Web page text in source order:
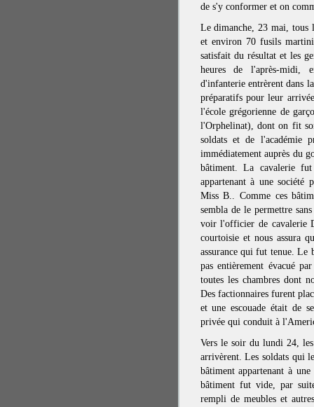
de s'y conformer et on
Le dimanche, 23 mai, tous
et environ 70 fusils
satisfait du résultat et les
heures de l'après-midi,
d'infanterie entrèrent dans
préparatifs pour leur
l'école grégorienne de
l'Orphelinat), dont on fit
soldats et de l'académie
immédiatement auprès du
bâtiment. La cavalerie
appartenant à une société
Miss B.. Comme ces
sembla de le permettre
voir l'officier de cavalerie
courtoisie et nous assura
assurance qui fut tenue. Le
pas entièrement évacué
toutes les chambres dont
Des factionnaires furent
et une escouade était de
privée qui conduit à
Vers le soir du lundi 24,
arrivèrent. Les soldats qui
bâtiment appartenant à
bâtiment fut vide, par
rempli de meubles et